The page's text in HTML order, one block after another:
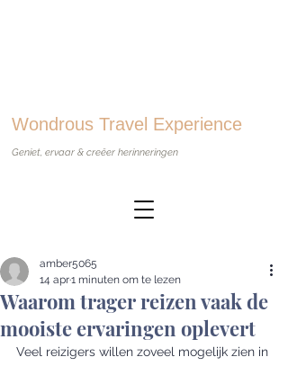
Wondrous Travel Experience
Geniet, ervaar & creëer herinneringen
Waarom trager reizen vaak de
mooiste ervaringen oplevert
amber5065
14 apr1 minuten om te lezen
Veel reizigers willen zoveel mogelijk zien in